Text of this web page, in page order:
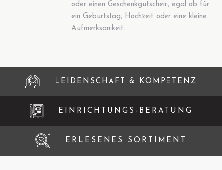
oder einen Geschenkgutschein, egal ob für
ein Geburtstag, Hochzeit oder eine kleine
Aufmerksamkeit.
LEIDENSCHAFT & KOMPETENZ
EINRICHTUNGS-BERATUNG
ERLESENES SORTIMENT